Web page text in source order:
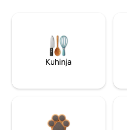
Kuhinja